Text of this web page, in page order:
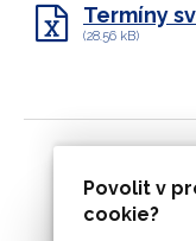
Povolit v
cookie?
Termíny
(28.56 kB)